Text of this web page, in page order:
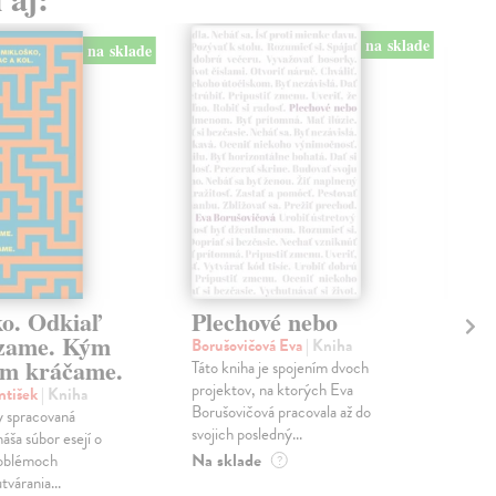
na sklade
Odkiaľ
Kým
kráčame.
| Kniha
súbor esejí o
na sklade
Plechové nebo
Borušovičová Eva| Kniha
Táto kniha je spojením dvoch
projektov, na ktorých Eva
Borušovičová pracovala až do
svojich posledný...
Na sklade ?